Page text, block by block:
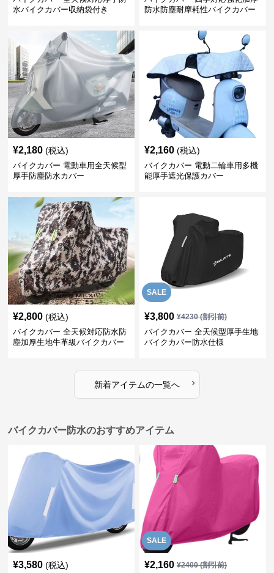
水バイクカバー収納袋付き
防水防塵耐摩耗性バイクカバー
¥2,180 (税込)
バイクカバー 電動車用全天候型
厚手防塵防水カバー
¥2,160 (税込)
バイクカバー 電動二輪車用多機
能厚手遮光保護カバー
¥2,800 (税込)
バイクカバー 全天候対応防水防
塵加厚生地牛革級バイクカバー
SALE
¥3,800 ¥4230(割引前)
バイクカバー 全天候型厚手生地
バイクカバー防水仕様
新着アイテムの一覧へ ›
バイクカバー防水のおすすめアイテム
¥3,580 (税込)
SALE
¥2,160 ¥2400(割引前)